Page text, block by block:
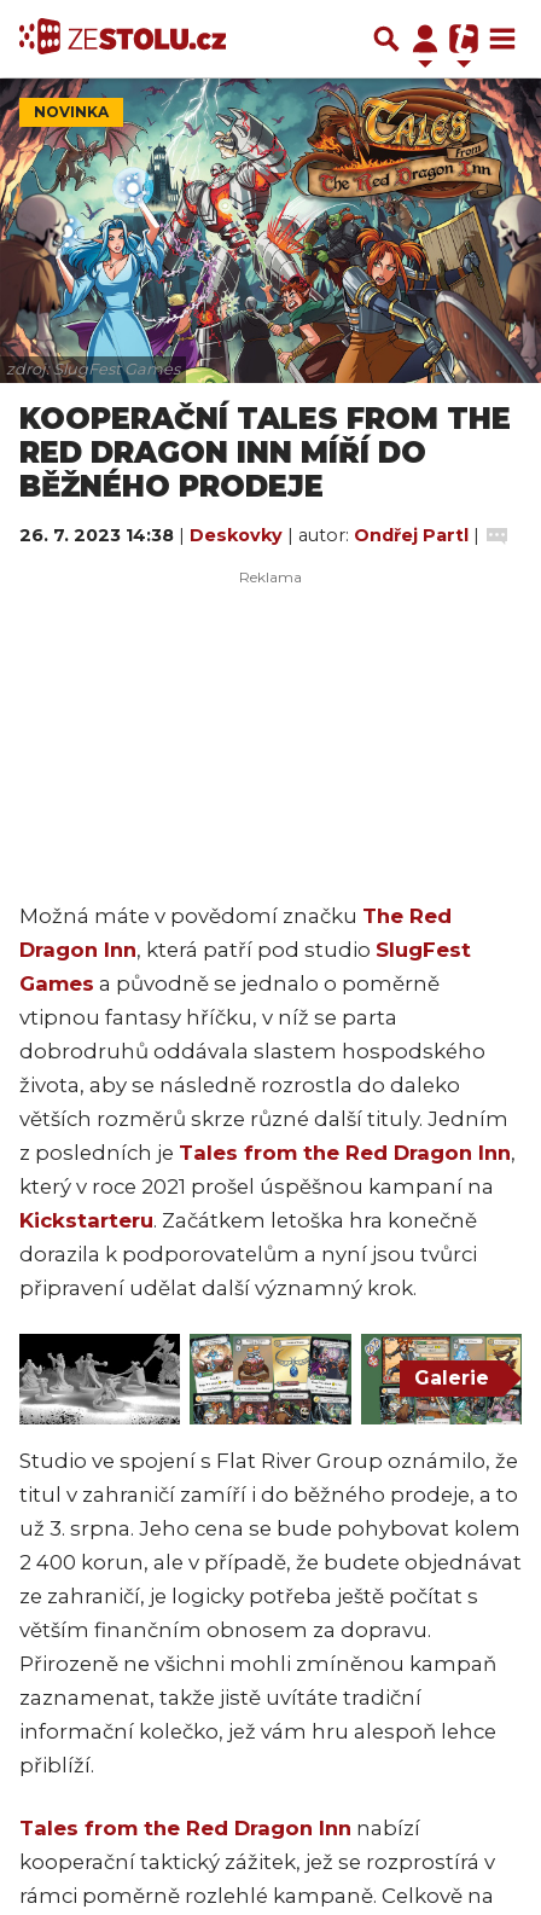
NOVINKA
zdroj: SlugFest Games
KOOPERAČNÍ TALES FROM THE
RED DRAGON INN MÍŘÍ DO
BĚŽNÉHO PRODEJE
26. 7. 2023 14:38 | Deskovky | autor: Ondřej Partl |
Možná máte v povědomí značku The Red
Dragon Inn, která patří pod studio SlugFest
Games a původně se jednalo o poměrně
vtipnou fantasy hříčku, v níž se parta
dobrodruhů oddávala slastem hospodského
života, aby se následně rozrostla do daleko
větších rozměrů skrze různé další tituly. Jedním
z posledních je Tales from the Red Dragon Inn,
který v roce 2021 prošel úspěšnou kampaní na
Kickstarteru. Začátkem letoška hra konečně
dorazila k podporovatelům a nyní jsou tvůrci
připravení udělat další významný krok.
Galerie
Studio ve spojení s Flat River Group oznámilo, že
titul v zahraničí zamíří i do běžného prodeje, a to
už 3. srpna. Jeho cena se bude pohybovat kolem
2 400 korun, ale v případě, že budete objednávat
ze zahraničí, je logicky potřeba ještě počítat s
větším finančním obnosem za dopravu.
Přirozeně ne všichni mohli zmíněnou kampaň
zaznamenat, takže jistě uvítáte tradiční
informační kolečko, jež vám hru alespoň lehce
přiblíží.
Tales from the Red Dragon Inn nabízí
kooperační taktický zážitek, jež se rozprostírá v
rámci poměrně rozlehlé kampaně. Celkově na